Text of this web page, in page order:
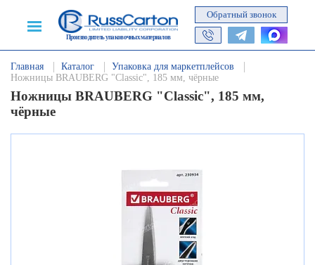
Производитель упаковочных материалов
Обратный звонок
Главная Каталог
Упаковка для маркетплейсов
Ножницы BRAUBERG "Classic", 185 мм, чёрные
Ножницы BRAUBERG "Classic", 185 мм,
чёрные